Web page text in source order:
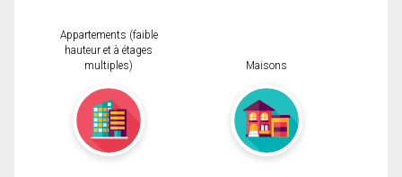
Appartements (faible
hauteur et à étages
multiples)
Maisons